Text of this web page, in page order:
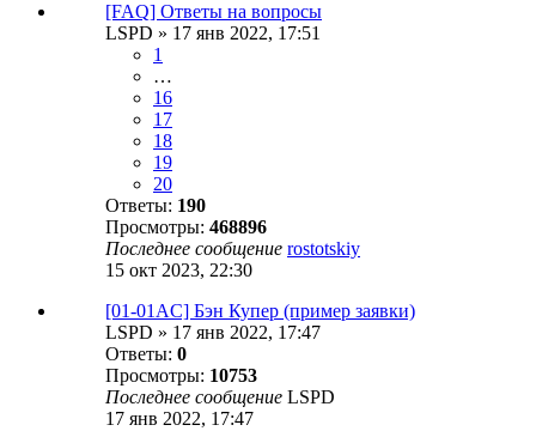
[FAQ] Ответы на вопросы
LSPD » 17 янв 2022, 17:51
1
…
16
17
18
19
20
Ответы: 190
Просмотры: 468896
Последнее сообщение rostotskiy
15 окт 2023, 22:30
[01-01AC] Бэн Купер (пример заявки)
LSPD » 17 янв 2022, 17:47
Ответы: 0
Просмотры: 10753
Последнее сообщение LSPD
17 янв 2022, 17:47